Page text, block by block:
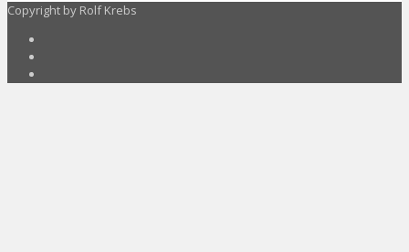
Copyright by Rolf Krebs